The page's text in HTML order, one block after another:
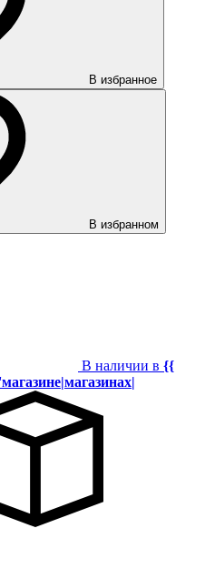
В избранное
В избранном
В наличии в {{